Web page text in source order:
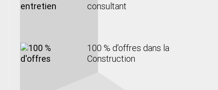
consultant
100 % d'offres dans la
Construction